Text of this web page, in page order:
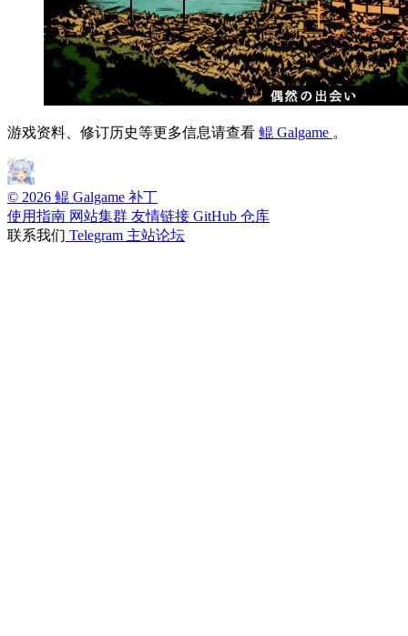
游戏资料、修订历史等更多信息请查看 鲲 Galgame 。
© 2026 鲲 Galgame 补丁
使用指南 网站集群 友情链接 GitHub 仓库
联系我们 Telegram 主站论坛